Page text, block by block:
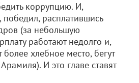
коррупцию. И,
победил, расплатившись
(за небольшую
работают недолго и,
более хлебное место, бегут
И это главе ставят